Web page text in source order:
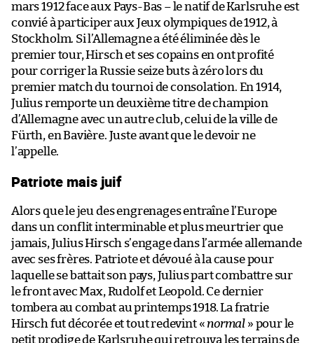
mars 1912 face aux Pays-Bas – le natif de Karlsruhe est
convié à participer aux Jeux olympiques de 1912, à
Stockholm. Si l’Allemagne a été éliminée dès le
premier tour, Hirsch et ses copains en ont profité
pour corriger la Russie seize buts à zéro lors du
premier match du tournoi de consolation. En 1914,
Julius remporte un deuxième titre de champion
d’Allemagne avec un autre club, celui de la ville de
Fürth, en Bavière. Juste avant que le devoir ne
l’appelle.
Patriote mais juif
Alors que le jeu des engrenages entraîne l’Europe
dans un conflit interminable et plus meurtrier que
jamais, Julius Hirsch s’engage dans l’armée allemande
avec ses frères. Patriote et dévoué à la cause pour
laquelle se battait son pays, Julius part combattre sur
le front avec Max, Rudolf et Leopold. Ce dernier
tombera au combat au printemps 1918. La fratrie
Hirsch fut décorée et tout redevint « normal » pour le
petit prodige de Karlsruhe qui retrouva les terrains de